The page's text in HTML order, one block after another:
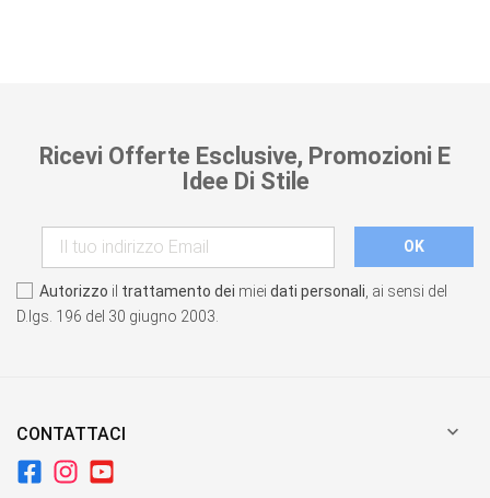
Ricevi Offerte Esclusive, Promozioni E
Idee Di Stile
Autorizzo il trattamento dei miei dati personali , ai sensi del
D.lgs. 196 del 30 giugno 2003.
CONTATTACI 